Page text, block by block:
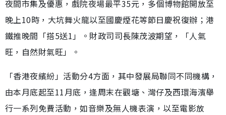
夜間市集及優惠，戲院夜場最平35元，多個博物館開放至
晚上10時，大坑舞火龍以至國慶煙花等節日慶祝復辦；港
鐵推晚間「搭5送1」。財政司司長陳茂波期望，「人氣
旺，自然財氣旺」。
「香港夜繽紛」活動分4方面，其中發展局聯同不同機構，
由本月底起至11月底，逢周末在觀塘、灣仔及西環海濱舉
行一系列免費活動，如音樂及無人機表演，以至電影放